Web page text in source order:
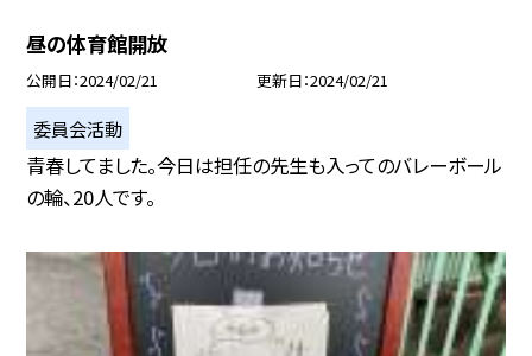
昼の体育館開放
公開日 2024/02/21 更新日 2024/02/21
委員会活動
青春してました。今日は担任の先生も入ってのバレーボール
の輪、20人です。